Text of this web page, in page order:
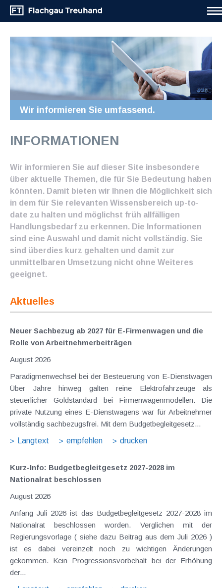
Wir informieren Sie umfassend.
INFORMATIONEN
Wir informieren Sie auf dieser Site insbesondere
über aktuelle Themen, die für Sie Bedeutung haben
könnten. Damit bieten wir Ihnen die Möglichkeit sich
in dem für Sie relevanten Wissensbereich up-to-
date zu halten und möglichst früh allfälligen
Handlungsbedarf zu erkennen. Die Informationen
sind eine Auswahl und damit nicht vollständig. Sie
sind überdies kurz gehalten und damit zur
unmittelbaren Umsetzung nicht ohne Weiteres
geeignet.
Aktuelles
Neuer Sachbezug ab 2027 für E-Firmenwagen und die
Rolle von Arbeitnehmer​­beiträgen
August 2026
Paradigmenwechsel bei der Besteuerung von E-Dienstwagen
Über Jahre hinweg galten reine Elektrofahrzeuge als
steuerlicher Goldstandard bei Firmenwagenmodellen. Die
private Nutzung eines E-Dienstwagens war für Arbeitnehmer
vollständig sachbezugsfrei. Mit dem Budgetbegleitgesetz...
Langtext
empfehlen drucken
Kurz-Info: Budgetbegleitgesetz 2027-2028 im
Nationalrat beschlossen
August 2026
Anfang Juli 2026 ist das Budgetbegleitgesetz 2027-2028 im
Nationalrat beschlossen worden. Verglichen mit der
Regierungsvorlage ( siehe dazu Beitrag aus dem Juli 2026 )
ist es dabei vereinzelt noch zu wichtigen Änderungen
gekommen. Kein Progressionsvorbehalt bei der Erhöhung
der...